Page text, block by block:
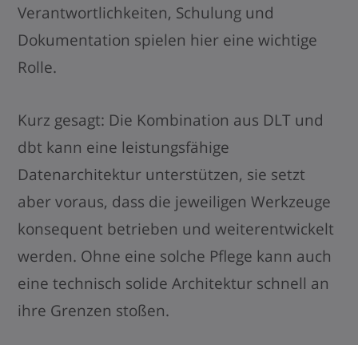
Verantwortlichkeiten, Schulung und
Dokumentation spielen hier eine wichtige
Rolle.
Kurz gesagt: Die Kombination aus DLT und
dbt kann eine leistungsfähige
Datenarchitektur unterstützen, sie setzt
aber voraus, dass die jeweiligen Werkzeuge
konsequent betrieben und weiterentwickelt
werden. Ohne eine solche Pflege kann auch
eine technisch solide Architektur schnell an
ihre Grenzen stoßen.